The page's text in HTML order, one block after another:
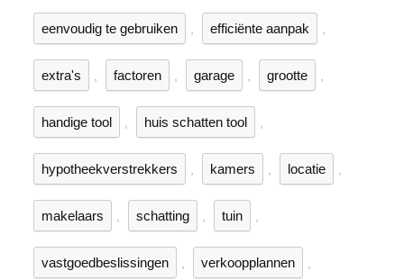
eenvoudig te gebruiken efficiënte aanpak
extra's factoren garage grootte
handige tool huis schatten tool
hypotheekverstrekkers kamers locatie
makelaars schatting tuin
vastgoedbeslissingen verkoopplannen